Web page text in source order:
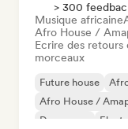
> 300
Musique africaine
Afro House /
Ecrire des retours
morceaux
Future house
Afro House /
Dance pop